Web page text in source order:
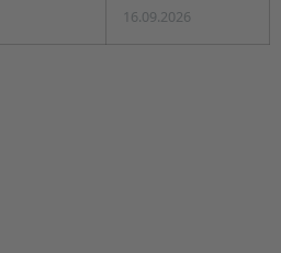
16.09.2026